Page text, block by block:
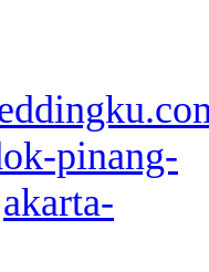
pinang-